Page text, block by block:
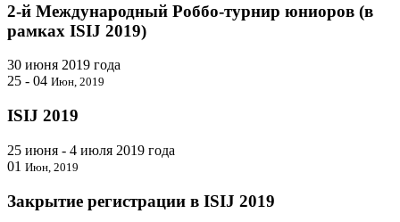
2-й Международный Роббо-турнир юниоров (в
рамках ISIJ 2019)
30 июня 2019 года
25 - 04 Июн, 2019
ISIJ 2019
25 июня - 4 июля 2019 года
01 Июн, 2019
Закрытие регистрации в ISIJ 2019